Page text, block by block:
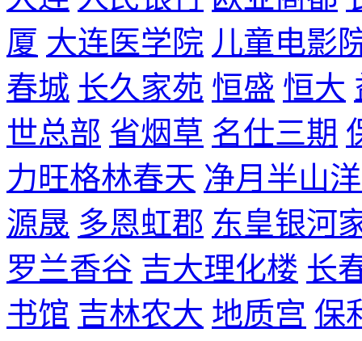
厦 大连医学院 儿童电影
春城 长久家苑 恒盛 恒大
世总部 省烟草 名仕三期
力旺格林春天 净月半山
源晟 多恩虹郡 东皇银河
罗兰香谷 吉大理化楼 长
书馆 吉林农大 地质宫 保